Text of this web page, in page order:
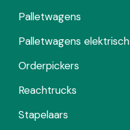
Palletwagens
Palletwagens elektrisch
Orderpickers
Reachtrucks
Stapelaars